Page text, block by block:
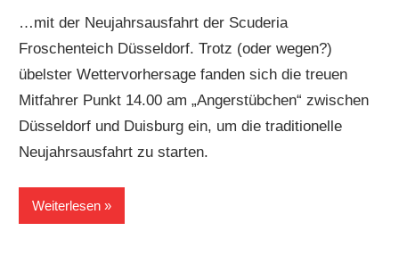
…mit der Neujahrsausfahrt der Scuderia
Froschenteich Düsseldorf. Trotz (oder wegen?)
übelster Wettervorhersage fanden sich die treuen
Mitfahrer Punkt 14.00 am „Angerstübchen“ zwischen
Düsseldorf und Duisburg ein, um die traditionelle
Neujahrsausfahrt zu starten.
Weiterlesen